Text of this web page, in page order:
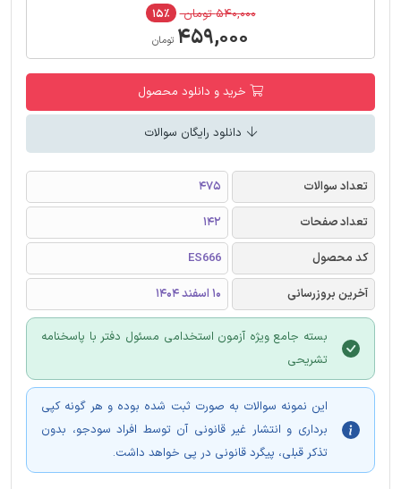
۵۴۰,۰۰۰ تومان ۱۵٪
۴۵۹,۰۰۰ تومان
خرید و دانلود محصول
دانلود رایگان سوالات
تعداد سوالات
475
تعداد صفحات
142
کد محصول
ES666
آخرین بروزرسانی
10 اسفند 1404
بسته جامع ویژه آزمون استخدامی مسئول دفتر با پاسخنامه
تشریحی
این نمونه سوالات به صورت ثبت شده بوده و هر گونه کپی
برداری و انتشار غیر قانونی آن توسط افراد سودجو، بدون
تذکر قبلی، پیگرد قانونی در پی خواهد داشت.